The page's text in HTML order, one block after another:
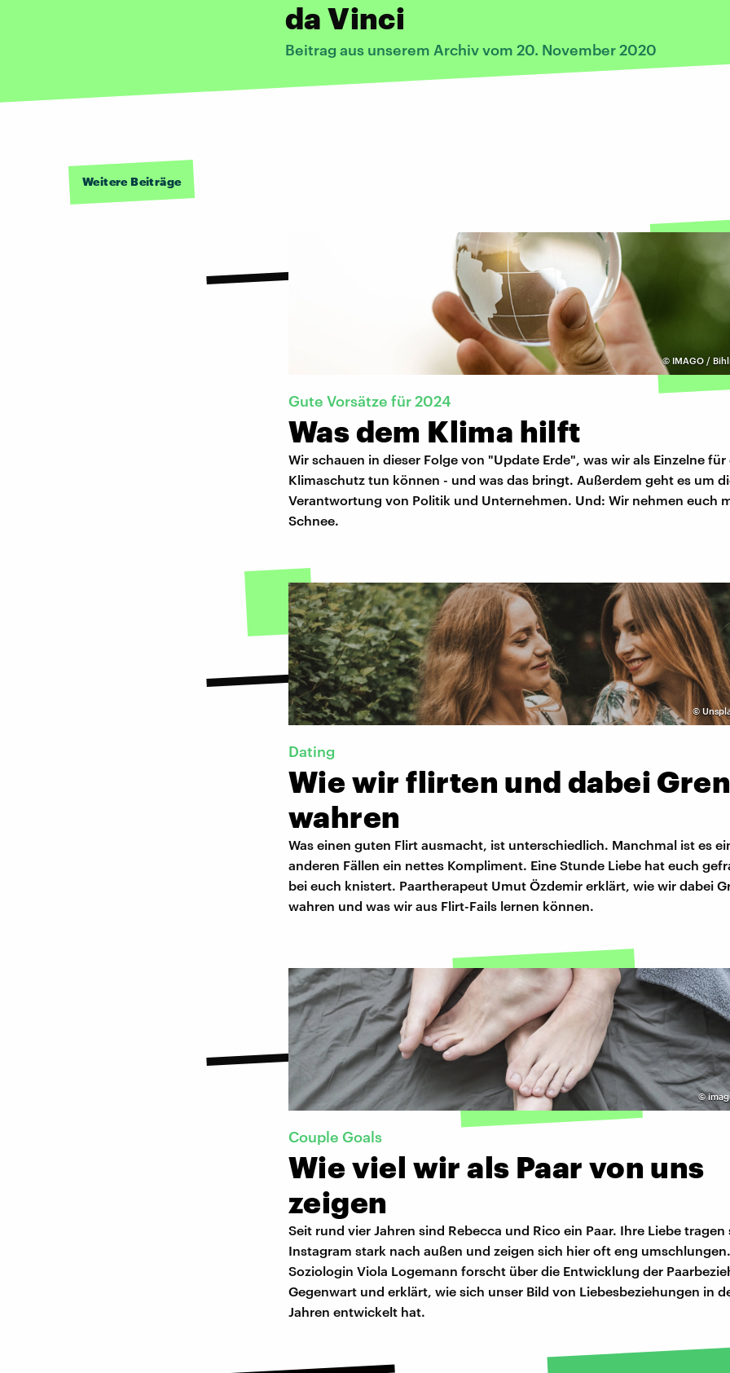
da Vinci
Beitrag aus unserem Archiv vom 20. November 2020
Weitere Beiträge
© IMAGO /
Gute Vorsätze für 2024
Was dem Klima hilft
Wir schauen in dieser Folge von "Update Erde", was wir als Einzelne für
Klimaschutz tun können - und was das bringt. Außerdem geht es um
Verantwortung von Politik und Unternehmen. Und: Wir nehmen euch
Schnee.
©
Dating
Wie wir flirten und dabei
wahren
Was einen guten Flirt ausmacht, ist unterschiedlich. Manchmal ist es
anderen Fällen ein nettes Kompliment. Eine Stunde Liebe hat euch
bei euch knistert. Paartherapeut Umut Özdemir erklärt, wie wir dabei
wahren und was wir aus Flirt-Fails lernen können.
©
Couple Goals
Wie viel wir als Paar von uns
zeigen
Seit rund vier Jahren sind Rebecca und Rico ein Paar. Ihre Liebe tragen
Instagram stark nach außen und zeigen sich hier oft eng
Soziologin Viola Logemann forscht über die Entwicklung der
Gegenwart und erklärt, wie sich unser Bild von Liebesbeziehungen in
Jahren entwickelt hat.